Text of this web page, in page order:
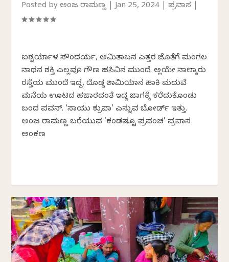
Posted byಅಂಜಲಿ ರಾಮಣ್ಣ|Jan 25, 2024 |ಪ್ರವಾಸ
ಐಶ್ವರ್ಯಾಳ ಸೌಂದರ್ಯ, ಅಮಿತಾಬನ ಎತ್ತರ ಜೊತೆಗೆ ಮಂಗಲ
ನಾಥನ ಶಕ್ತಿ ಎಲ್ಲವೂ ಗೌಣ ಹಸಿವಿನ ಮುಂದೆ. ಅಲ್ಲಿಯೇ ನಾಲ್ಕಾರು
ರಸ್ತೆಯ ಮುಂದೆ ಇದ್ದ, ದೊಡ್ಡ ಶಾಮಿಯಾನ ಹಾಕಿ ಮದುವೆ
ಮನೆಯ ಊಟದ ಹಜಾರದಂತೆ ಇದ್ದ ಜಾಗಕ್ಕೆ ಕರೆದುಕೊಂಡು
ಬಂದ ಪವನ್. ‘ಸಾಯು ಕ್ರುಪಾ’ ಎನ್ನುವ ಬೋರ್ಡ್ ಇತ್ತು.
ಅಂಜಲಿ ರಾಮಣ್ಣ ಬರೆಯುವ ‘ಕಂಡಷ್ಟೂ ಪ್ರಪಂಚ’ ಪ್ರವಾಸ
ಅಂಕಣ